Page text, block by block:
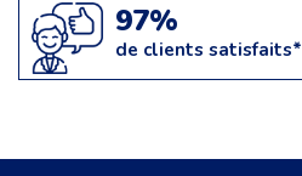
97%
de clients satisfaits*